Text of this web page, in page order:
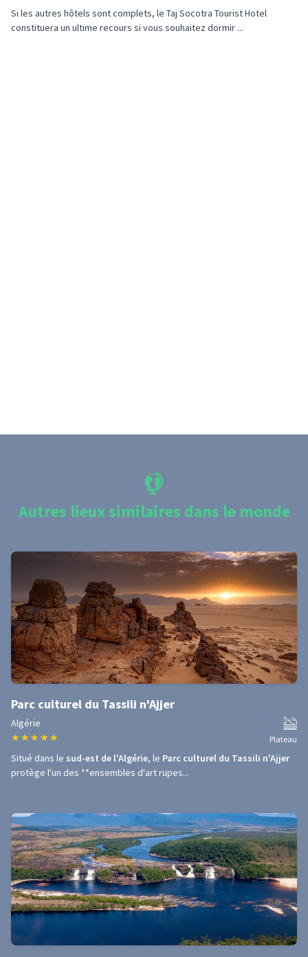
Si les autres hôtels sont complets, le Taj Socotra Tourist Hotel
constituera un ultime recours si vous souhaitez dormir ...
Autres lieux similaires dans le monde
Parc culturel du Tassili n'Ajjer
Algérie
★ ★ ★ ★ ★ Plateau
Situé dans le sud-est de l'Algérie, le Parc culturel du Tassili n'Ajjer
protège l'un des **ensembles d'art rupes...